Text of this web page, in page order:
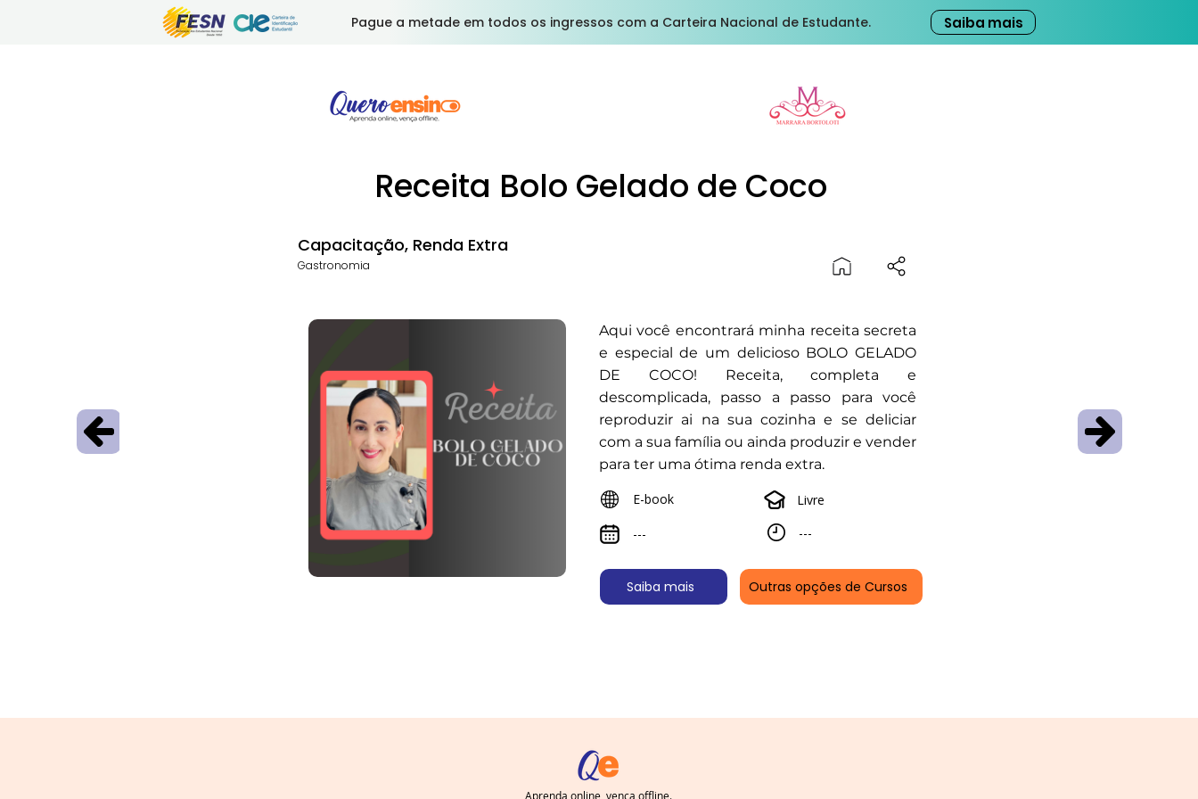
Pague a metade em todos os ingressos com a Carteira Nacional de Estudante. Saiba mais
Receita Bolo Gelado de Coco
Capacitação, Renda Extra
Gastronomia
Aqui você encontrará minha receita secreta
e especial de um delicioso BOLO GELADO
DE COCO! Receita, completa e
descomplicada, passo a passo para você
reproduzir ai na sua cozinha e se deliciar
com a sua família ou ainda produzir e vender
para ter uma ótima renda extra.
E-book
Livre
---
---
Saiba mais Outras opções de Cursos
Aprenda online, vença offline.